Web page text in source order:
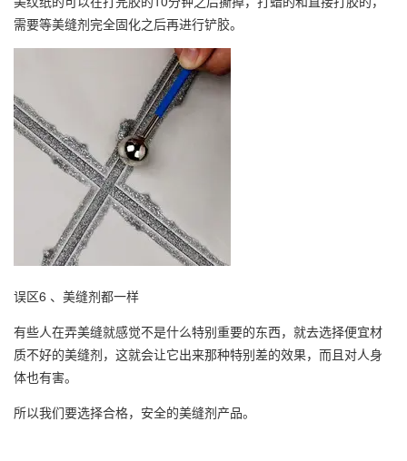
需要等美缝剂完全固化之后再进行铲胶。
误区6 、美缝剂都一样
有些人在弄美缝就感觉不是什么特别重要的东西，就去选择便宜材
质不好的美缝剂，这就会让它出来那种特别差的效果，而且对人身
体也有害。
所以我们要选择合格，安全的美缝剂产品。